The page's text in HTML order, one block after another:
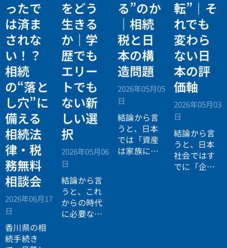
ったで
は済ま
されな
い！？
相続
の“落と
し穴”に
備える
相続法
律・税
務無料
相談会
2026年06月17
日
香川県の相
続手続き
をどう
生きる
か｜学
歴でも
エリー
トでも
ない新
しい選
択
2026年05月06
日
結論から言
うと、これ
からの時代
に必要なの
る”のか
｜相続
税と日
本の構
造問題
2026年05月05
日
結論から言
うと、日本
では「資産
は家族に引
転”｜そ
れでも
変わら
ない日
本の評
価軸
2026年05月03
日
結論から言
うと、日本
社会ではす
でに「企業